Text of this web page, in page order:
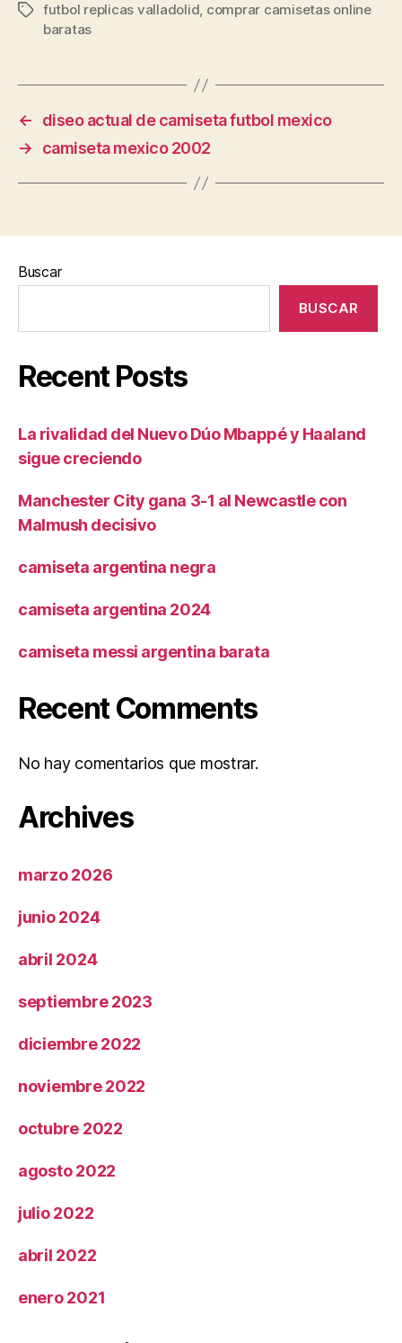
Etiquetas
futbol replicas valladolid, comprar camisetas online
baratas
←
diseo actual de camiseta futbol mexico
→
camiseta mexico 2002
Buscar
BUSCAR
Recent Posts
La rivalidad del Nuevo Dúo Mbappé y Haaland
sigue creciendo
Manchester City gana 3-1 al Newcastle con
Malmush decisivo
camiseta argentina negra
camiseta argentina 2024
camiseta messi argentina barata
Recent Comments
No hay comentarios que mostrar.
Archives
marzo 2026
junio 2024
abril 2024
septiembre 2023
diciembre 2022
noviembre 2022
octubre 2022
agosto 2022
julio 2022
abril 2022
enero 2021